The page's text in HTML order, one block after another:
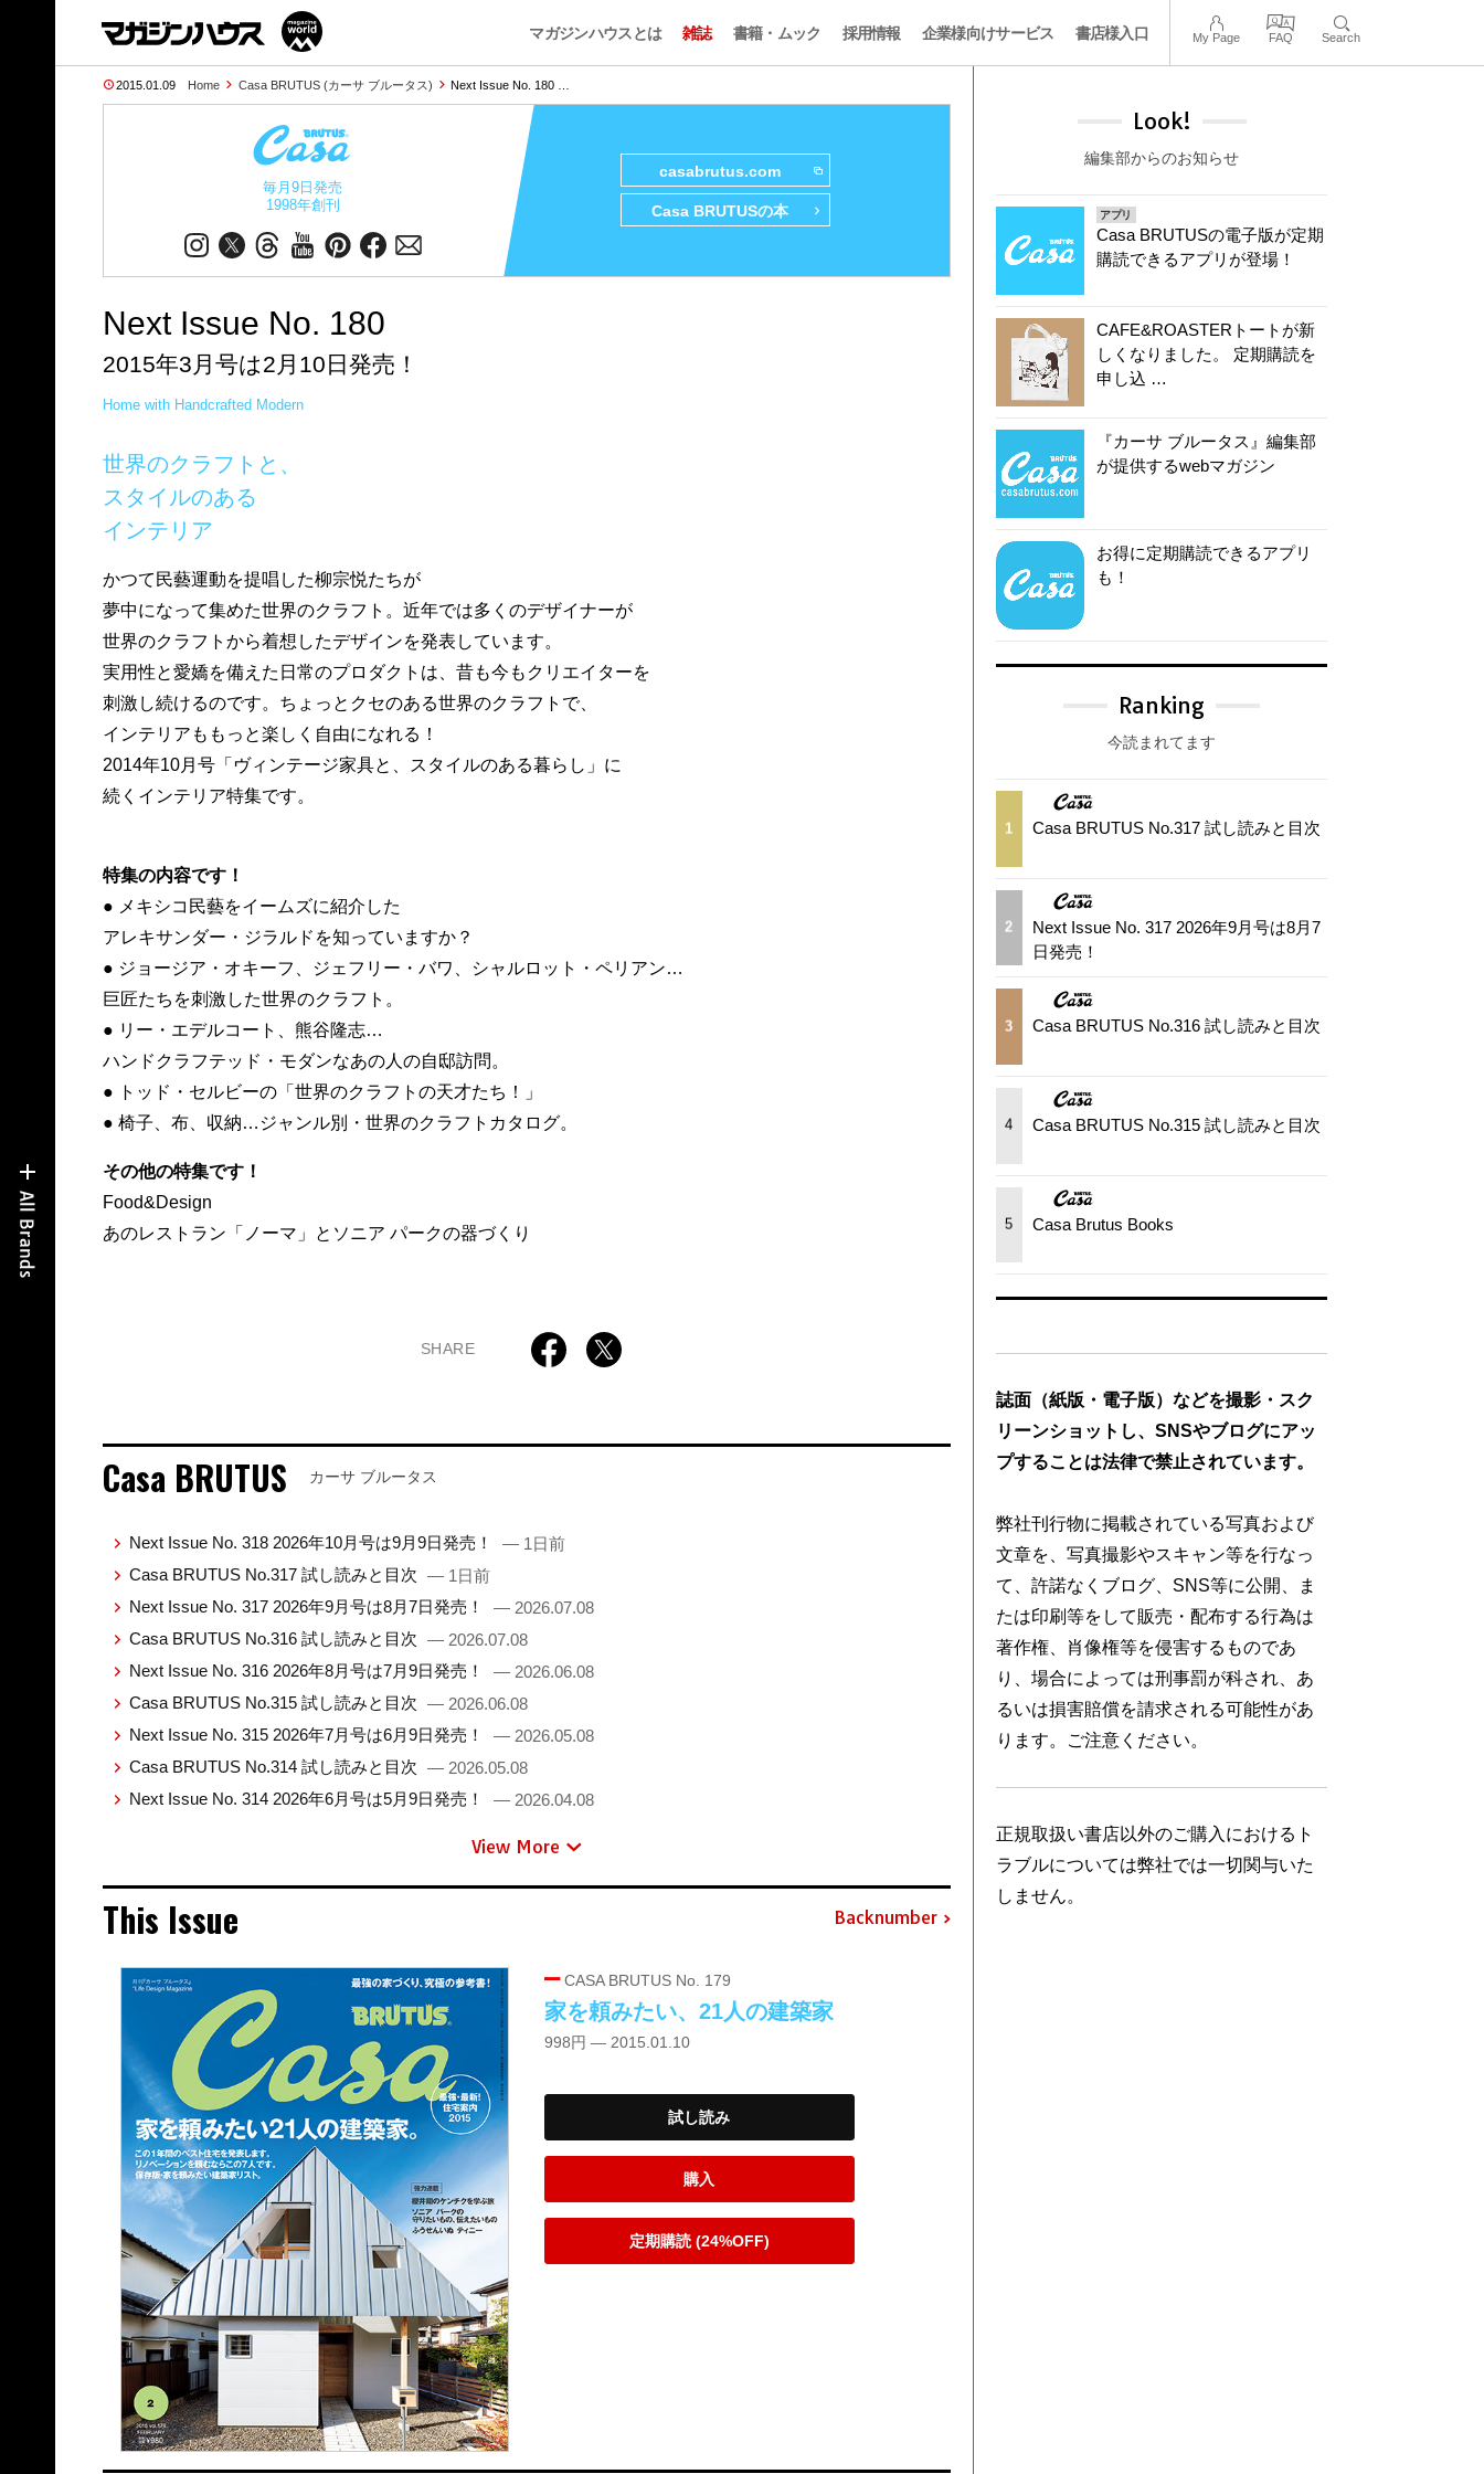
マガジンハウスとは 雑誌 書籍・ムック 採用情報 企業様向けサービス 書店様入口 My Page FAQ Search
2015.01.09 Home Casa BRUTUS (カーサ ブルータス) Next Issue No. 180 …
毎月9日発売
1998年創刊
casabrutus.com
Casa BRUTUSの本
Next Issue No. 180
2015年3月号は2月10日発売！
Home with Handcrafted Modern
世界のクラフトと、
スタイルのある
インテリア
かつて民藝運動を提唱した柳宗悦たちが
夢中になって集めた世界のクラフト。近年では多くのデザイナーが
世界のクラフトから着想したデザインを発表しています。
実用性と愛嬌を備えた日常のプロダクトは、昔も今もクリエイターを
刺激し続けるのです。ちょっとクセのある世界のクラフトで、
インテリアももっと楽しく自由になれる！
2014年10月号「ヴィンテージ家具と、スタイルのある暮らし」に
続くインテリア特集です。
特集の内容です！
● メキシコ民藝をイームズに紹介した
アレキサンダー・ジラルドを知っていますか？
● ジョージア・オキーフ、ジェフリー・バワ、シャルロット・ペリアン…
巨匠たちを刺激した世界のクラフト。
● リー・エデルコート、熊谷隆志…
ハンドクラフテッド・モダンなあの人の自邸訪問。
● トッド・セルビーの「世界のクラフトの天才たち！」
● 椅子、布、収納…ジャンル別・世界のクラフトカタログ。
その他の特集です！
Food&Design
あのレストラン「ノーマ」とソニア パークの器づくり
SHARE
Casa BRUTUS カーサ ブルータス
Next Issue No. 318 2026年10月号は9月9日発売！
— 1日前
Casa BRUTUS No.317 試し読みと目次 — 1日前
Next Issue No. 317 2026年9月号は8月7日発売！
— 2026.07.08
Casa BRUTUS No.316 試し読みと目次 — 2026.07.08
Next Issue No. 316 2026年8月号は7月9日発売！
— 2026.06.08
Casa BRUTUS No.315 試し読みと目次 — 2026.06.08
Next Issue No. 315 2026年7月号は6月9日発売！
— 2026.05.08
Casa BRUTUS No.314 試し読みと目次 — 2026.05.08
Next Issue No. 314 2026年6月号は5月9日発売！
— 2026.04.08
View More
This Issue Backnumber
CASA BRUTUS No. 179
家を頼みたい、21人の建築家
998円 — 2015.01.10
試し読み
購入
定期購読 (24%OFF)
Look!
編集部からのお知らせ
アプリ
Casa BRUTUSの電子版が定期
購読できるアプリが登場！
CAFE&ROASTERトートが新
しくなりました。 定期購読を
申し込 …
『カーサ ブルータス』編集部
が提供するwebマガジン
お得に定期購読できるアプリ
も！
Ranking
今読まれてます
1 Casa BRUTUS No.317 試し読みと目次
2
Next Issue No. 317 2026年9月号は8月7
日発売！
3 Casa BRUTUS No.316 試し読みと目次
4 Casa BRUTUS No.315 試し読みと目次
5 Casa Brutus Books
誌面（紙版・電子版）などを撮影・スク
リーンショットし、SNSやブログにアッ
プすることは法律で禁止されています。
弊社刊行物に掲載されている写真および
文章を、写真撮影やスキャン等を行なっ
て、許諾なくブログ、SNS等に公開、ま
たは印刷等をして販売・配布する行為は
著作権、肖像権等を侵害するものであ
り、場合によっては刑事罰が科され、あ
るいは損害賠償を請求される可能性があ
ります。ご注意ください。
正規取扱い書店以外のご購入におけるト
ラブルについては弊社では一切関与いた
しません。